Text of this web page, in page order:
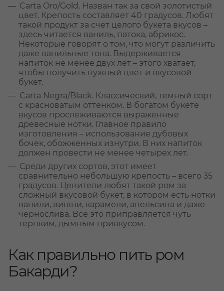
Carta Oro/Gold. Назван так за свой золотистый
цвет. Крепость составляет 40 градусов. Любят
такой продукт за счет целого букета вкусов –
здесь читается ваниль, патока, абрикос.
Некоторые говорят о том, что могут различить
даже ванильные тона. Выдерживается
напиток не менее двух лет – этого хватает,
чтобы получить нужный цвет и вкусовой
букет.
Carta Negra/Black. Классический, темный сорт
с красноватым оттенком. В богатом букете
вкусов прослеживаются выраженные
древесные нотки. Главное правило
изготовления – использование дубовых
бочек, обожженных изнутри. В них напиток
должен провести не менее четырех лет.
Среди других сортов, этот имеет
сравнительно небольшую крепость – всего 35
градусов. Ценители любят такой ром за
сложный вкусовой букет, в котором есть нотки
ванили, вишни, карамели, апельсина и даже
чернослива. Все это приправляется чуть
терпким, дымным привкусом.
Как правильно пить ром
Бакарди?